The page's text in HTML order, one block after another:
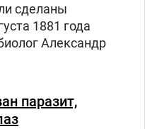
сделаны
1881 года
Александр
паразит,